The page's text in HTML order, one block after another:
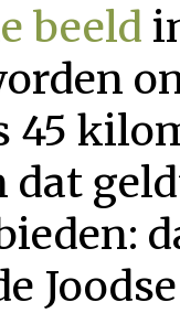
beeld
45
dat